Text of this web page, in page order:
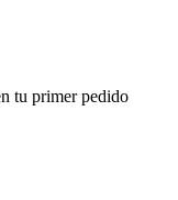
tu primer pedido